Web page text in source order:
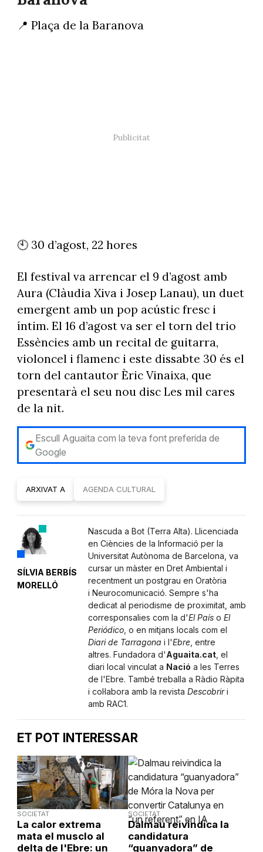
📍 Plaça de la Baranova
🕙 30 d’agost, 22 hores
El festival va arrencar el 9 d’agost amb
Aura (Clàudia Xiva i Josep Lanau), un duet
emergent amb un pop acústic fresc i
íntim. El 16 d’agost va ser el torn del trio
Essències amb un recital de guitarra,
violoncel i flamenc i este dissabte 30 és el
torn del cantautor Èric Vinaixa, que
presentarà el seu nou disc Les mil cares
de la nit.
Escull Aguaita com la teva font preferida de
Google
ARXIVAT A AGENDA CULTURAL
SÍLVIA BERBÍS
MORELLÓ
Nascuda a Bot (Terra Alta). Llicenciada
en Ciències de la Informació per la
Universitat Autònoma de Barcelona, va
cursar un màster en Dret Ambiental i
recentment un postgrau en Oratòria
i Neurocomunicació. Sempre s'ha
dedicat al periodisme de proximitat, amb
corresponsalies com la d'El Paíso El
Periódico, o en mitjans locals com el
Diari de Tarragona i l'Ebre, entre
altres. Fundadora d'Aguaita.cat, el
diari local vinculat a Nació a les Terres
de l'Ebre. També treballa a Ràdio Ràpita
i col·labora amb la revista Descobriri
amb RAC1.
ET POT INTERESSAR
SOCIETAT
La calor extrema
mata el musclo al
delta de l'Ebre: un
SOCIETAT
Dalmau reivindica la
candidatura
“guanyadora” de